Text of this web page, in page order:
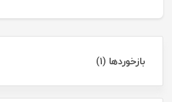
بازخوردها (1)